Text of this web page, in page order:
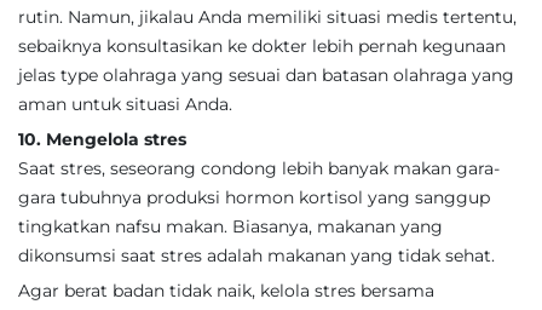
rutin. Namun, jikalau Anda memiliki situasi medis tertentu,
sebaiknya konsultasikan ke dokter lebih pernah kegunaan
jelas type olahraga yang sesuai dan batasan olahraga yang
aman untuk situasi Anda.
10. Mengelola stres
Saat stres, seseorang condong lebih banyak makan gara-
gara tubuhnya produksi hormon kortisol yang sanggup
tingkatkan nafsu makan. Biasanya, makanan yang
dikonsumsi saat stres adalah makanan yang tidak sehat.
Agar berat badan tidak naik, kelola stres bersama